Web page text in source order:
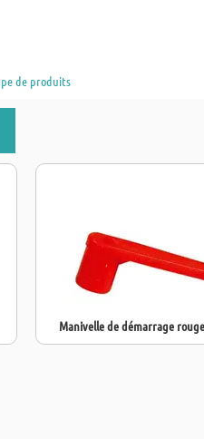
de produits
Manivelle de démarrage